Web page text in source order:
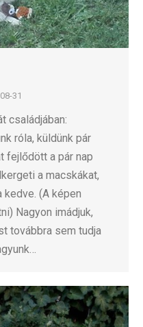
31
családjában:
róla, küldünk pár
fejlődött a pár nap
a macskákat,
(A képen
Nagyon imádjuk,
továbbra sem tudja